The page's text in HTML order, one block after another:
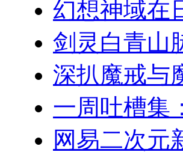
幻想神域在
剑灵白青山
深扒魔戒
一周吐槽集
网易二次元